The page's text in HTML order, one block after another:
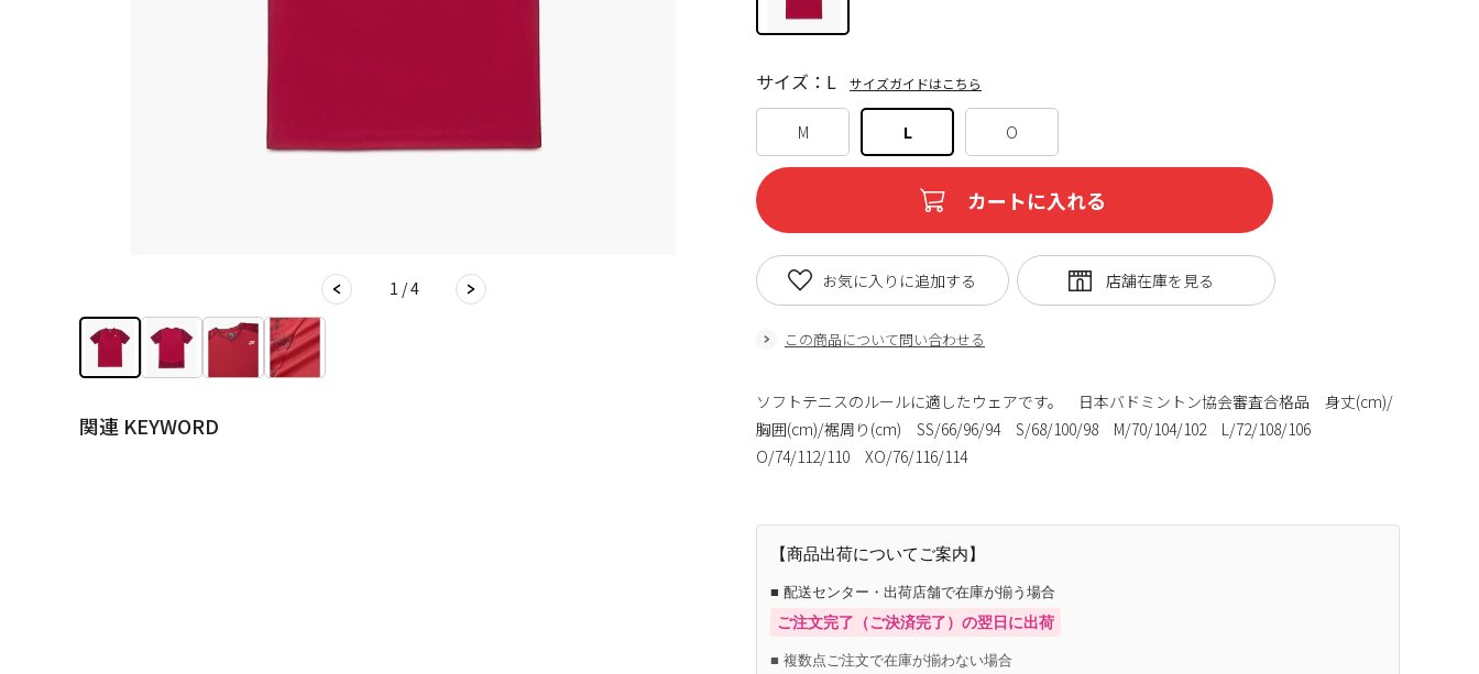
1 / 4
関連 KEYWORD
M L O
サイズ：L サイズガイドはこちら
カートに入れる
この商品について問い合わせる
お気に入りに追加する
ソフトテニスのルールに適したウェアです。 日本バドミントン協会審査合格品 身丈(cm)/
胸囲(cm)/裾周り(cm) SS/66/96/94 S/68/100/98 M/70/104/102 L/72/108/106
O/74/112/110 XO/76/116/114
【商品出荷についてご案内】
■ 配送センター・出荷店舗で在庫が揃う場合
ご注文完了（ご決済完了）の翌日に出荷
■ 複数点ご注文で在庫が揃わない場合